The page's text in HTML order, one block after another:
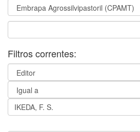
Filtros correntes: